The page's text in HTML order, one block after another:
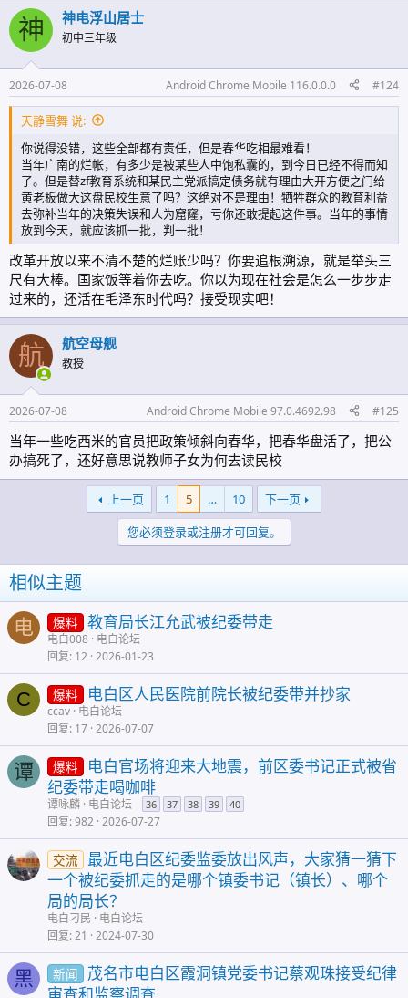
神 神电浮山居士
初中三年级
2026-07-08 Android Chrome Mobile 116.0.0.0 #124
天静雪舞 说:
你说得没错，这些全部都有责任，但是春华吃相最难看！
当年广南的烂帐，有多少是被某些人中饱私囊的，到今日已经不得而知
了。但是替zf教育系统和某民主党派搞定债务就有理由大开方便之门给
黄老板做大这盘民校生意了吗？这绝对不是理由！牺牲群众的教育利益
去弥补当年的决策失误和人为窟窿，亏你还敢提起这件事。当年的事情
放到今天，就应该抓一批，判一批！
改革开放以来不清不楚的烂账少吗？你要追根溯源，就是举头三
尺有大棒。国家饭等着你去吃。你以为现在社会是怎么一步步走
过来的，还活在毛泽东时代吗？接受现实吧！
航 航空母舰
教授
2026-07-08 Android Chrome Mobile 97.0.4692.98 #125
当年一些吃西米的官员把政策倾斜向春华，把春华盘活了，把公
办搞死了，还好意思说教师子女为何去读民校
上一页 1 5 … 10
下一页
您必须登录或注册才可回复。
相似主题
电 爆料 教育局长江允武被纪委带走
电白008 电白论坛
回复 12 2026-01-23
C 爆料 电白区人民医院前院长被纪委带并抄家
ccav 电白论坛
回复 17 2026-07-07
谭 爆料
电白官场将迎来大地震，前区委书记正式被省
纪委带走喝咖啡
谭咏麟 电白论坛 36 37 38 39 40
回复 982 2026-07-27
交流 最近电白区纪委监委放出风声，大家猜一猜下
一个被纪委抓走的是哪个镇委书记（镇长）、哪个
局的局长？
电白刁民
电白论坛
回复 21 2024-07-30
黑 新闻
茂名市电白区霞洞镇党委书记蔡观珠接受纪律
审查和监察调查